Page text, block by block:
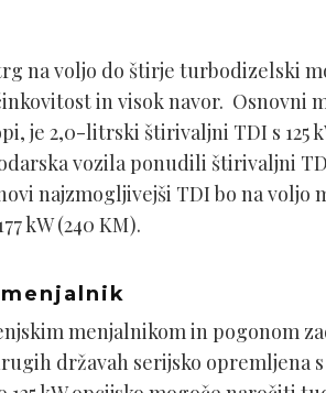
na voljo do štirje turbodizelski
in visok navor. Osnovni
je 2,0-litrski štirivaljni TDI s 125
vozila ponudili štirivaljni
najzmogljivejši TDI bo na voljo
kW (240 KM).
menjalnikom in pogonom
državah serijsko